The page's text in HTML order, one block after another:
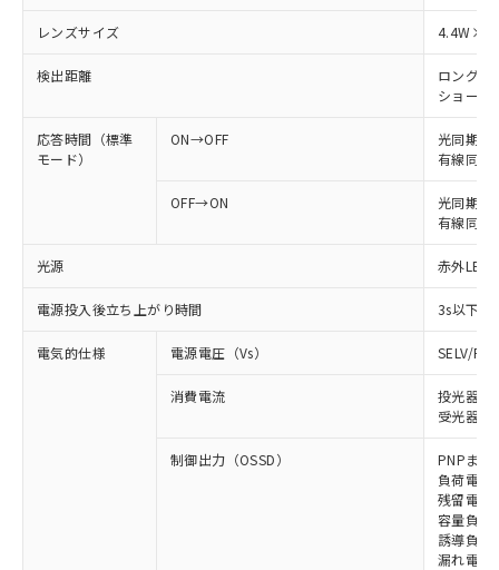
レンズサイズ
検出距離
ロング
ショート
応答時間（標準
モード）
ON→OFF
光同期:
有線同期
OFF→ON
光同期:
有線同期
光源 赤外LED
電源投入後立ち上がり時間 3s以下
電気的仕様 電源電圧（Vs） SELV/
消費電流
投光器:
受光器:
制御出力（OSSD）
PNPまた
負荷電流
残留電圧
容量負荷
誘導負荷
漏れ電流